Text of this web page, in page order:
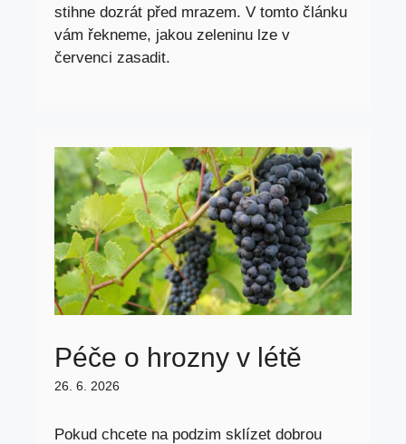
stihne dozrát před mrazem. V tomto článku
vám řekneme, jakou zeleninu lze v
červenci zasadit.
Péče o hrozny v létě
26. 6. 2026
Pokud chcete na podzim sklízet dobrou